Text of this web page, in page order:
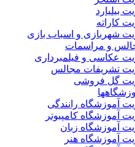
بیلیارد
کاراته
شهربازی و اسباب بازی
و مراسمات
عکاسی و فیلمبرداری
تشریفات مجالس
گل فروشی
آموزشگاه رانندگی
آموزشگاه کامپیوتر
آموزشگاه زبان
آموزشگاه هنر